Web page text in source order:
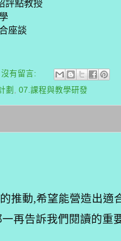
評點教授
座談
沒有留言:
劃 07.課程與教學研發
推動,希望能營造出適
再告訴我們閱讀的重